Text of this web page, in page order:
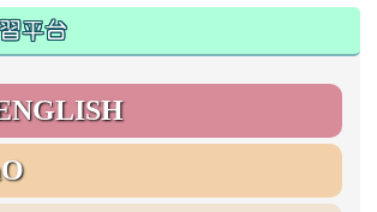
平台